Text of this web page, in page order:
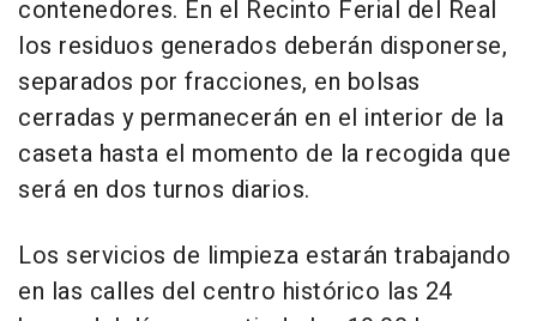
contenedores. En el Recinto Ferial del Real
los residuos generados deberán disponerse,
separados por fracciones, en bolsas
cerradas y permanecerán en el interior de la
caseta hasta el momento de la recogida que
será en dos turnos diarios.
Los servicios de limpieza estarán trabajando
en las calles del centro histórico las 24